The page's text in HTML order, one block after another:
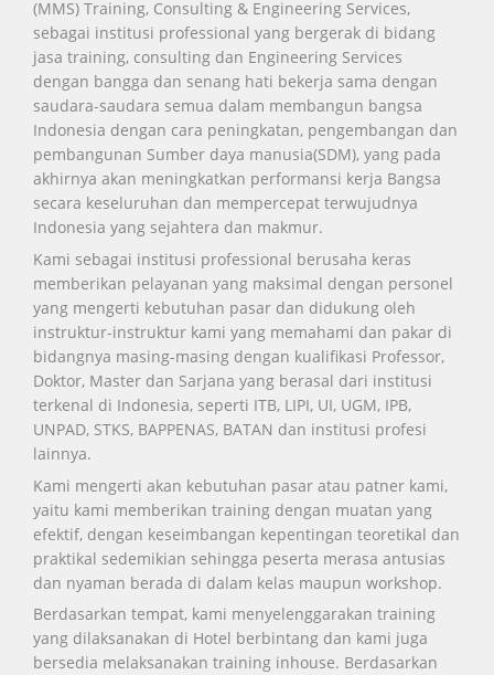
(MMS) Training, Consulting & Engineering Services,
sebagai institusi professional yang bergerak di bidang
jasa training, consulting dan Engineering Services
dengan bangga dan senang hati bekerja sama dengan
saudara-saudara semua dalam membangun bangsa
Indonesia dengan cara peningkatan, pengembangan dan
pembangunan Sumber daya manusia(SDM), yang pada
akhirnya akan meningkatkan performansi kerja Bangsa
secara keseluruhan dan mempercepat terwujudnya
Indonesia yang sejahtera dan makmur.
Kami sebagai institusi professional berusaha keras
memberikan pelayanan yang maksimal dengan personel
yang mengerti kebutuhan pasar dan didukung oleh
instruktur-instruktur kami yang memahami dan pakar di
bidangnya masing-masing dengan kualifikasi Professor,
Doktor, Master dan Sarjana yang berasal dari institusi
terkenal di Indonesia, seperti ITB, LIPI, UI, UGM, IPB,
UNPAD, STKS, BAPPENAS, BATAN dan institusi profesi
lainnya.
Kami mengerti akan kebutuhan pasar atau patner kami,
yaitu kami memberikan training dengan muatan yang
efektif, dengan keseimbangan kepentingan teoretikal dan
praktikal sedemikian sehingga peserta merasa antusias
dan nyaman berada di dalam kelas maupun workshop.
Berdasarkan tempat, kami menyelenggarakan training
yang dilaksanakan di Hotel berbintang dan kami juga
bersedia melaksanakan training inhouse. Berdasarkan